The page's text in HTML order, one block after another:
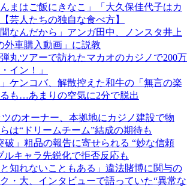
まはご飯にきなこ」「大久保佳代子はカ
芸人たちの独自な食べ方】
間なんだから」アンガ田中、ノンスタ井上
外車購入動画」に説教
丸ツアーで訪れたマカオのカジノで200万
イン！」
」ケンコバ、解散控えた和牛の「無言の楽
も…あまりの空気に2分で脱出
ツのオーナー、本拠地にカジノ建設で物
は“ドリームチーム”結成の期待も
破」粗品の報告に寄せられる “妙な信頼
キャラ先鋭化で拒否反応も
と知れないこともある」違法賭博に関与の
・大、インタビューで語っていた“異常な